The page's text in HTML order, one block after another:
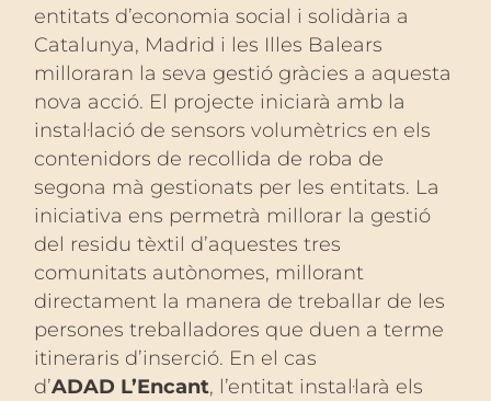
entitats d’economia social i solidària a
Catalunya, Madrid i les Illes Balears
milloraran la seva gestió gràcies a aquesta
nova acció. El projecte iniciarà amb la
instal·lació de sensors volumètrics en els
contenidors de recollida de roba de
segona mà gestionats per les entitats. La
iniciativa ens permetrà millorar la gestió
del residu tèxtil d’aquestes tres
comunitats autònomes, millorant
directament la manera de treballar de les
persones treballadores que duen a terme
itineraris d’inserció. En el cas
d’ADAD L’Encant, l’entitat instal·larà els